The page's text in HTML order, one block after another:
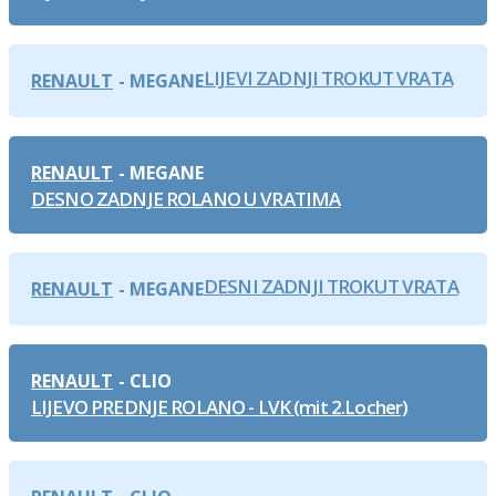
RENAULT LIJEVI ZADNJI TROKUT VRATA
MEGANE
RENAULT
DESNO ZADNJE ROLANO U VRATIMA
MEGANE
RENAULT DESNI ZADNJI TROKUT VRATA
MEGANE
RENAULT
LIJEVO PREDNJE ROLANO - LVK (mit 2.Locher)
CLIO